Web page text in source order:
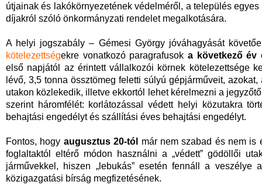
útjainak és lakókörnyezetének védelméről, a település
díjakról szóló önkormányzati rendelet megalkotására.
A helyi jogszabály – Gémesi György jóváhagyását
kötelezettségekre vonatkozó paragrafusok a következő év
első napjától az érintett vállalkozói körnek kötelezettsége
lévő, 3,5 tonna össztömeg feletti súlyú gépjárműveit,
utakon közlekedik, illetve ekkortól lehet kérelmezni a
szerint háromfélét: korlátozással védett helyi közutakra
behajtási engedélyt és szállítási éves behajtási engedélyt.
Fontos, hogy augusztus 20-tól
már nem szabad és nem is
foglaltaktól eltérő módon használni a „védett” gödöllői
járművekkel, hiszen „lebukás” esetén fennáll a
közigazgatási bírság megfizetésének.